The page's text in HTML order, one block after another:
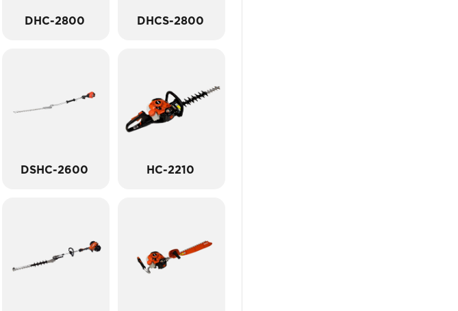
DHC-2800 DHCS-2800
DSHC-2600 HC-2210